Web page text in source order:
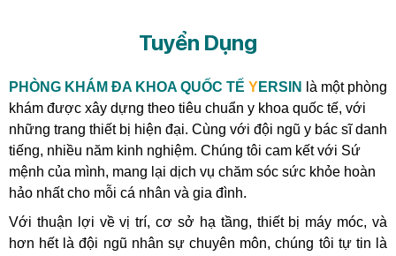
Tuyển Dụng
PHÒNG KHÁM ĐA KHOA QUỐC TẾ YERSIN
là một phòng
khám được xây dựng theo tiêu chuẩn y khoa quốc tế, với
những trang thiết bị hiện đại. Cùng với đội ngũ y bác sĩ danh
tiếng, nhiều năm kinh nghiệm. Chúng tôi cam kết với Sứ
mệnh của mình, mang lại dịch vụ chăm sóc sức khỏe hoàn
hảo nhất cho mỗi cá nhân và gia đình.
Với thuận lợi về vị trí, cơ sở hạ tầng, thiết bị máy móc, và
hơn hết là đội ngũ nhân sự chuyên môn, chúng tôi tự tin là